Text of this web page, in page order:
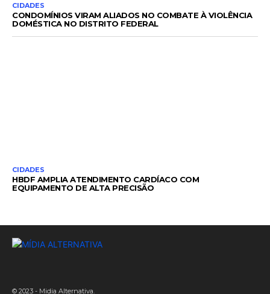
CIDADES
CONDOMÍNIOS VIRAM ALIADOS NO COMBATE À VIOLÊNCIA
DOMÉSTICA NO DISTRITO FEDERAL
CIDADES
HBDF AMPLIA ATENDIMENTO CARDÍACO COM
EQUIPAMENTO DE ALTA PRECISÃO
© 2023 - Midia Alternativa.